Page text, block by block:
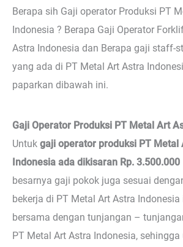
Berapa sih Gaji operator Produksi PT
Indonesia ? Berapa Gaji Operator
Astra Indonesia dan Berapa gaji staff-
yang ada di PT Metal Art Astra
paparkan dibawah ini.
Gaji Operator Produksi PT Metal Art
Untuk gaji operator produksi PT Metal
Indonesia ada dikisaran Rp.
besarnya gaji pokok juga sesuai
bekerja di PT Metal Art Astra
bersama dengan tunjangan –
PT Metal Art Astra Indonesia,